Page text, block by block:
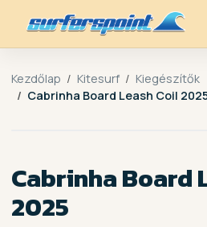
Kezdőlap Kitesurf
Kiegészítők
Cabrinha Board Leash Coil
Cabrinha Board
2025